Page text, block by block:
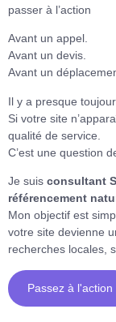
passer à l’action
Avant un appel.
Avant un devis.
Avant un
Il y a presque
Si votre site
qualité de service.
C’est une question
Je suis consultant
référencement
Mon objectif est
votre site devienne
recherches locales,
Passez à l'action